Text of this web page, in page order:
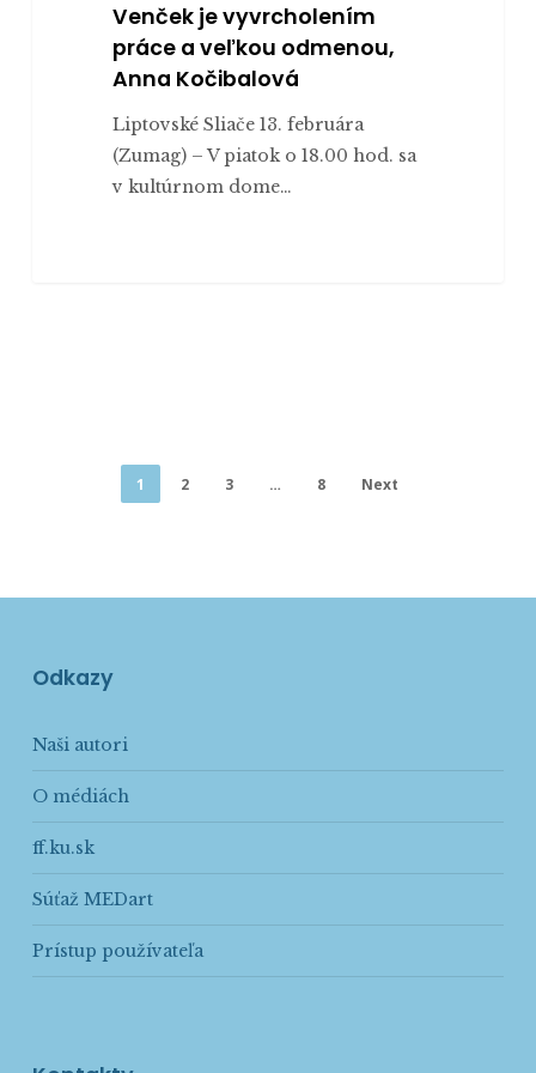
Venček je vyvrcholením
práce a veľkou odmenou,
Anna Kočibalová
Liptovské Sliače 13. februára
(Zumag) – V piatok o 18.00 hod. sa
v kultúrnom dome…
1 2 3 … 8 Next
Odkazy
Naši autori
O médiách
ff.ku.sk
Súťaž MEDart
Prístup používateľa